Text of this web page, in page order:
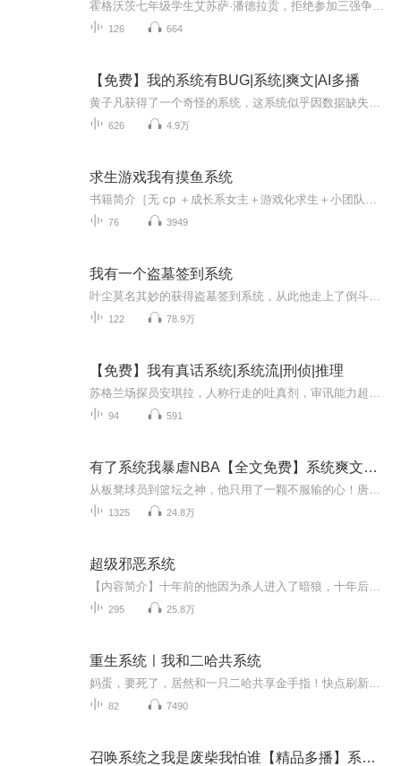
126 664
【免费】我的系统有BUG|系统|爽文|AI多播
626 4.9万
求生游戏我有摸鱼系统
76 3949
我有一个盗墓签到系统
122 78.9万
【免费】我有真话系统|系统流|刑侦|推理
94 591
有了系统我暴虐NBA【全文免费】系统爽文丨同人
1325 24.8万
超级邪恶系统
295 25.8万
重生系统ㅣ我和二哈共系统
82 7490
召唤系统之我是废柴我怕谁【精品多播】系统在手天下我有